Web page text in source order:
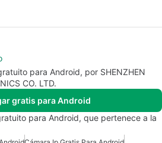
para Android, por SHENZHEN
CO. LTD.
gratis para Android
para Android, que pertenece a la